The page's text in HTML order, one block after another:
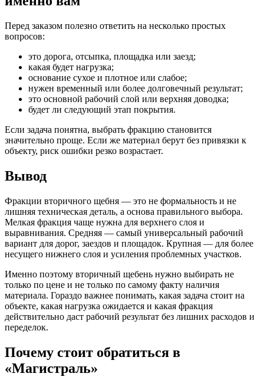
Перед заказом полезно ответить на несколько простых
вопросов:
это дорога, отсыпка, площадка или заезд;
какая будет нагрузка;
основание сухое и плотное или слабое;
нужен временный или более долговечный результат;
это основной рабочий слой или верхняя доводка;
будет ли следующий этап покрытия.
Если задача понятна, выбрать фракцию становится
значительно проще. Если же материал берут без привязки к
объекту, риск ошибки резко возрастает.
Вывод
Фракции вторичного щебня — это не формальность и не
лишняя техническая деталь, а основа правильного выбора.
Мелкая фракция чаще нужна для верхнего слоя и
выравнивания. Средняя — самый универсальный рабочий
вариант для дорог, заездов и площадок. Крупная — для более
несущего нижнего слоя и усиления проблемных участков.
Именно поэтому вторичный щебень нужно выбирать не
только по цене и не только по самому факту наличия
материала. Гораздо важнее понимать, какая задача стоит на
объекте, какая нагрузка ожидается и какая фракция
действительно даст рабочий результат без лишних расходов и
переделок.
Почему стоит обратиться в
«Магистраль»